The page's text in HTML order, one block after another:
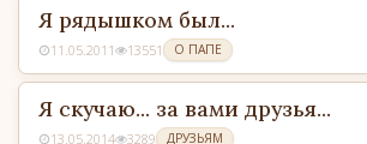
Я рядышком был...
11.05.2011 13551 О ПАПЕ
Я скучаю... за вами друзья...
13.05.2014 3289 ДРУЗЬЯМ